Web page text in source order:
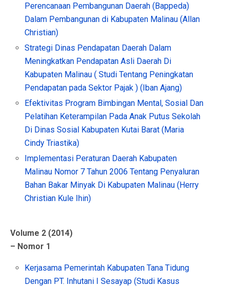
Perencanaan Pembangunan Daerah (Bappeda)
Dalam Pembangunan di Kabupaten Malinau (Allan
Christian)
Strategi Dinas Pendapatan Daerah Dalam
Meningkatkan Pendapatan Asli Daerah Di
Kabupaten Malinau ( Studi Tentang Peningkatan
Pendapatan pada Sektor Pajak ) (Iban Ajang)
Efektivitas Program Bimbingan Mental, Sosial Dan
Pelatihan Keterampilan Pada Anak Putus Sekolah
Di Dinas Sosial Kabupaten Kutai Barat (Maria
Cindy Triastika)
Implementasi Peraturan Daerah Kabupaten
Malinau Nomor 7 Tahun 2006 Tentang Penyaluran
Bahan Bakar Minyak Di Kabupaten Malinau (Herry
Christian Kule Ihin)
Volume 2 (2014)
– Nomor 1
Kerjasama Pemerintah Kabupaten Tana Tidung
Dengan PT. Inhutani I Sesayap (Studi Kasus